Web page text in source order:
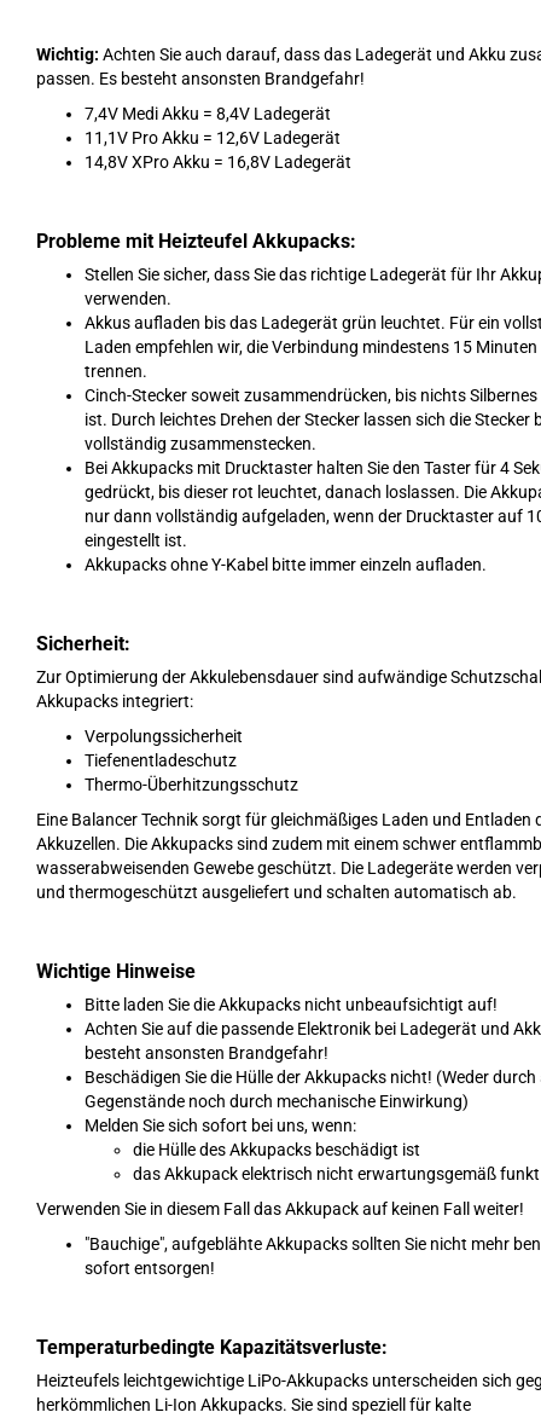
Wichtig: Achten Sie auch darauf, dass das Ladegerät und Akku
passen. Es besteht ansonsten Brandgefahr!
7,4V Medi Akku = 8,4V Ladegerät
11,1V Pro Akku = 12,6V Ladegerät
14,8V XPro Akku = 16,8V Ladegerät
Probleme mit Heizteufel Akkupacks:
Stellen Sie sicher, dass Sie das richtige Ladegerät für Ihr
verwenden.
Akkus aufladen bis das Ladegerät grün leuchtet. Für ein
Laden empfehlen wir, die Verbindung mindestens 15
trennen.
Cinch-Stecker soweit zusammendrücken, bis nichts
ist. Durch leichtes Drehen der Stecker lassen sich die Stecker
vollständig zusammenstecken.
Bei Akkupacks mit Drucktaster halten Sie den Taster für 4
gedrückt, bis dieser rot leuchtet, danach loslassen. Die
nur dann vollständig aufgeladen, wenn der Drucktaster auf
eingestellt ist.
Akkupacks ohne Y-Kabel bitte immer einzeln aufladen.
Sicherheit:
Zur Optimierung der Akkulebensdauer sind aufwändige
Akkupacks integriert:
Verpolungssicherheit
Tiefenentladeschutz
Thermo-Überhitzungsschutz
Eine Balancer Technik sorgt für gleichmäßiges Laden und Entladen
Akkuzellen. Die Akkupacks sind zudem mit einem schwer
wasserabweisenden Gewebe geschützt. Die Ladegeräte werden
und thermogeschützt ausgeliefert und schalten automatisch ab.
Wichtige Hinweise
Bitte laden Sie die Akkupacks nicht unbeaufsichtigt auf!
Achten Sie auf die passende Elektronik bei Ladegerät und
besteht ansonsten Brandgefahr!
Beschädigen Sie die Hülle der Akkupacks nicht! (Weder
Gegenstände noch durch mechanische Einwirkung)
Melden Sie sich sofort bei uns, wenn:
die Hülle des Akkupacks beschädigt ist
das Akkupack elektrisch nicht erwartungsgemäß
Verwenden Sie in diesem Fall das Akkupack auf keinen Fall weiter!
"Bauchige", aufgeblähte Akkupacks sollten Sie nicht mehr
sofort entsorgen!
Temperaturbedingte Kapazitätsverluste:
Heizteufels leichtgewichtige LiPo-Akkupacks unterscheiden sich
herkömmlichen Li-Ion Akkupacks. Sie sind speziell für kalte